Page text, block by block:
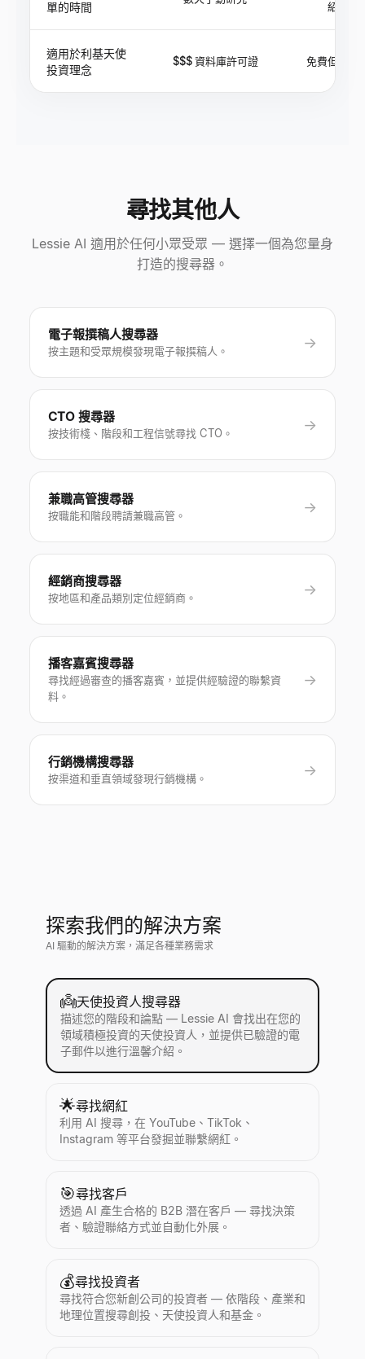
單的時間
紹
適用於利基天使
投資理念
$$$ 資料庫許可證 免費但緩慢
尋找其他人
Lessie AI 適用於任何小眾受眾 — 選擇一個為您量身
打造的搜尋器。
電子報撰稿人搜尋器
按主題和受眾規模發現電子報撰稿人。
→
CTO 搜尋器
按技術棧、階段和工程信號尋找 CTO。
→
兼職高管搜尋器
按職能和階段聘請兼職高管。
→
經銷商搜尋器
按地區和產品類別定位經銷商。
→
播客嘉賓搜尋器
尋找經過審查的播客嘉賓，並提供經驗證的聯繫資
料。
→
行銷機構搜尋器
按渠道和垂直領域發現行銷機構。
→
探索我們的解決方案
AI 驅動的解決方案，滿足各種業務需求
👼天使投資人搜尋器
描述您的階段和論點 — Lessie AI 會找出在您的
領域積極投資的天使投資人，並提供已驗證的電
子郵件以進行溫馨介紹。
🌟尋找網紅
利用 AI 搜尋，在 YouTube、TikTok、
Instagram 等平台發掘並聯繫網紅。
🎯尋找客戶
透過 AI 產生合格的 B2B 潛在客戶 — 尋找決策
者、驗證聯絡方式並自動化外展。
💰尋找投資者
尋找符合您新創公司的投資者 — 依階段、產業和
地理位置搜尋創投、天使投資人和基金。